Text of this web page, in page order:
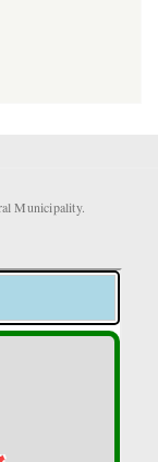
Municipality.